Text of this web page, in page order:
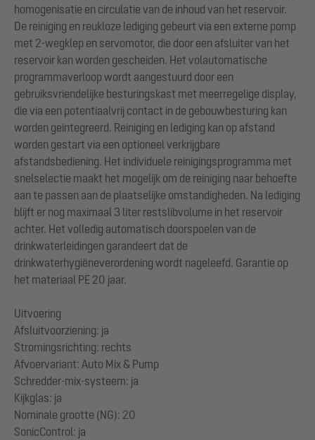
homogenisatie en circulatie van de inhoud van het reservoir.
De reiniging en reukloze lediging gebeurt via een externe pomp
met 2-wegklep en servomotor, die door een afsluiter van het
reservoir kan worden gescheiden. Het volautomatische
programmaverloop wordt aangestuurd door een
gebruiksvriendelijke besturingskast met meerregelige display,
die via een potentiaalvrij contact in de gebouwbesturing kan
worden geïntegreerd. Reiniging en lediging kan op afstand
worden gestart via een optioneel verkrijgbare
afstandsbediening. Het individuele reinigingsprogramma met
snelselectie maakt het mogelijk om de reiniging naar behoefte
aan te passen aan de plaatselijke omstandigheden. Na lediging
blijft er nog maximaal 3 liter restslibvolume in het reservoir
achter. Het volledig automatisch doorspoelen van de
drinkwaterleidingen garandeert dat de
drinkwaterhygiëneverordening wordt nageleefd. Garantie op
het materiaal PE 20 jaar.
Uitvoering
Afsluitvoorziening: ja
Stromingsrichting: rechts
Afvoervariant: Auto Mix & Pump
Schredder-mix-systeem: ja
Kijkglas: ja
Nominale grootte (NG): 20
SonicControl: ja